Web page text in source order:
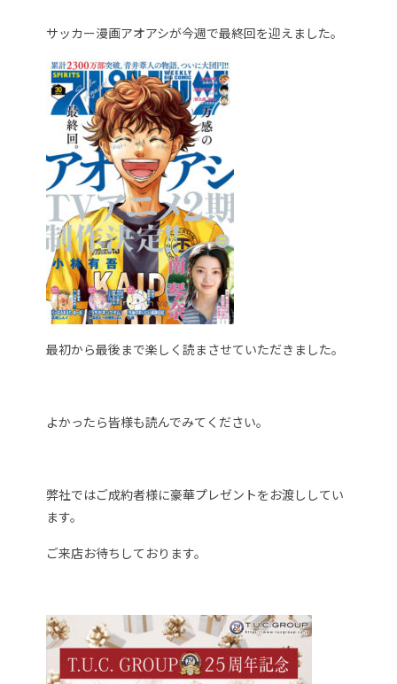
サッカー漫画アオアシが今週で最終回を迎えました。
最初から最後まで楽しく読まさせていただきました。
よかったら皆様も読んでみてください。
弊社ではご成約者様に豪華プレゼントをお渡ししてい
ます。
ご来店お待ちしております。